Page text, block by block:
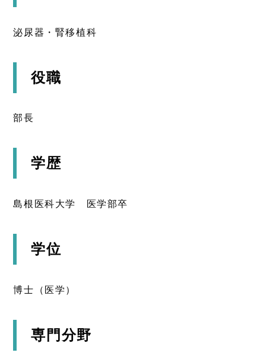
泌尿器・腎移植科
役職
部長
学歴
島根医科大学 医学部卒
学位
博士（医学）
専門分野